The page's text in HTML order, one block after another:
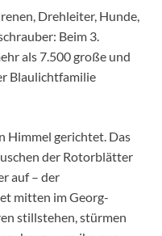
Drehleiter, Hunde,
Beim 3.
als 7.500 große und
Blaulichtfamilie
Himmel gerichtet. Das
der Rotorblätter
auf – der
mitten im Georg-
stillstehen, stürmen